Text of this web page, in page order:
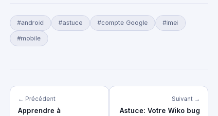
#android #astuce #compte Google #imei
#mobile
← Précédent
Apprendre à
Suivant →
Astuce: Votre Wiko bug